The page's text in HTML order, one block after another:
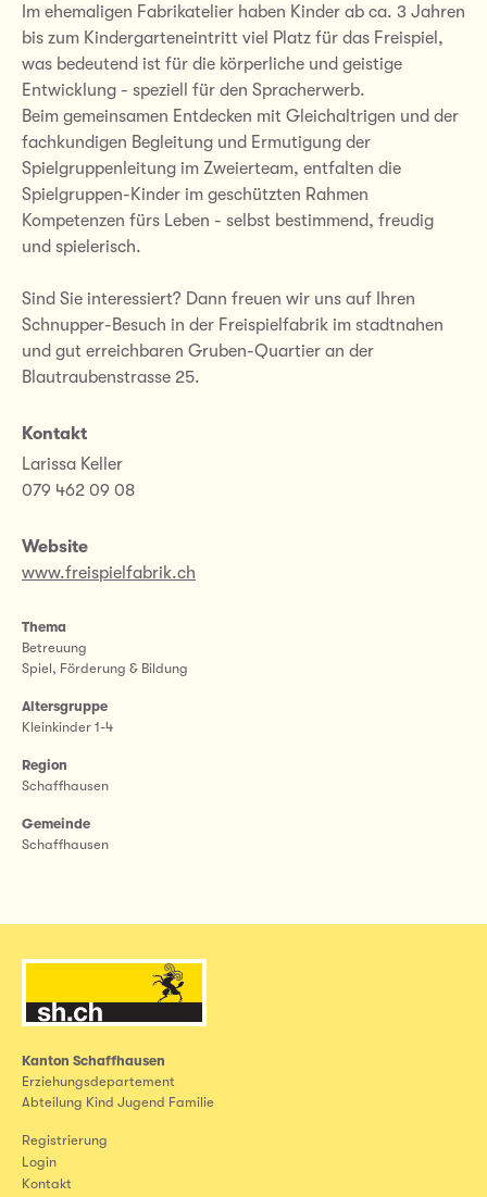
Im ehemaligen Fabrikatelier haben Kinder ab ca. 3 Jahren
bis zum Kindergarteneintritt viel Platz für das Freispiel,
was bedeutend ist für die körperliche und geistige
Entwicklung - speziell für den Spracherwerb.
Beim gemeinsamen Entdecken mit Gleichaltrigen und der
fachkundigen Begleitung und Ermutigung der
Spielgruppenleitung im Zweierteam, entfalten die
Spielgruppen-Kinder im geschützten Rahmen
Kompetenzen fürs Leben - selbst bestimmend, freudig
und spielerisch.
Sind Sie interessiert? Dann freuen wir uns auf Ihren
Schnupper-Besuch in der Freispielfabrik im stadtnahen
und gut erreichbaren Gruben-Quartier an der
Blautraubenstrasse 25.
Kontakt
Larissa Keller
079 462 09 08
Website
www.freispielfabrik.ch
Thema
Betreuung
Spiel, Förderung & Bildung
Altersgruppe
Kleinkinder 1-4
Region
Schaffhausen
Gemeinde
Schaffhausen
Kanton Schaffhausen
Erziehungsdepartement
Abteilung Kind Jugend Familie
Registrierung
Login
Kontakt